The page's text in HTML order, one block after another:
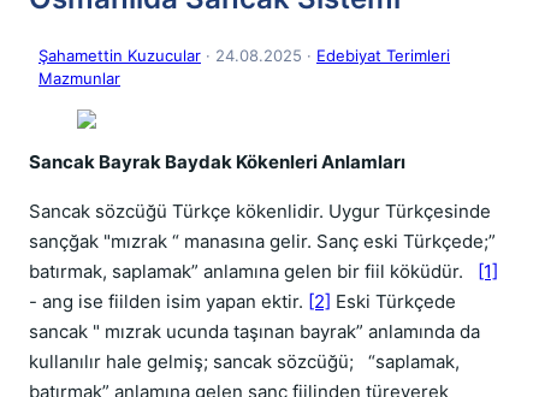
Şahamettin Kuzucular · 24.08.2025 · Edebiyat Terimleri
Mazmunlar
Sancak Bayrak Baydak Kökenleri Anlamları
Sancak sözcüğü Türkçe kökenlidir. Uygur Türkçesinde
sançğak "mızrak “ manasına gelir. Sanç eski Türkçede;”
batırmak, saplamak” anlamına gelen bir fiil köküdür.
[1]
- ang ise fiilden isim yapan ektir. [2] Eski Türkçede
sancak " mızrak ucunda taşınan bayrak” anlamında da
kullanılır hale gelmiş; sancak sözcüğü;
“saplamak,
batırmak” anlamına gelen sanç fiilinden türeyerek